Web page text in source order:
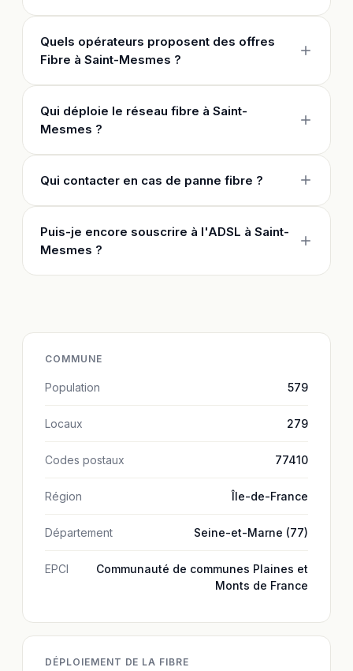
Quels opérateurs proposent des offres
Fibre à Saint-Mesmes ?
Qui déploie le réseau fibre à Saint-
Mesmes ?
Qui contacter en cas de panne fibre ?
Puis-je encore souscrire à l'ADSL à Saint-
Mesmes ?
COMMUNE
Population 579
Locaux 279
Codes postaux 77410
Région Île-de-France
Département Seine-et-Marne (77)
EPCI
Communauté de communes Plaines et
Monts de France
DÉPLOIEMENT DE LA FIBRE